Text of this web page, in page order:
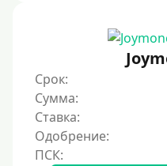
Без подтверждения
Без справок и
Без посредников
Процент
Срок:
Сумма:
Ставка:
Одобрение: